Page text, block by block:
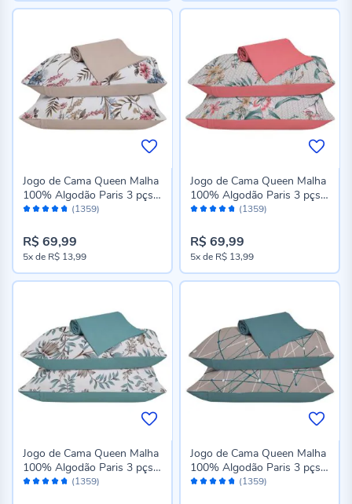
Avaliação: (1359)
Jogo de Cama Queen Malha
100% Algodão Paris 3 pçs
Havan Casa - Kendy Bege
R$ 69,99
5xde R$ 13,99
Avaliação: (1359)
Jogo de Cama Queen Malha
100% Algodão Paris 3 pçs
Havan Casa - Daisy Goiaba
R$ 69,99
5xde R$ 13,99
Avaliação: (1359)
Jogo de Cama Queen Malha
100% Algodão Paris 3 pçs
Havan Casa - Lorraine Retrô
Avaliação: (1359)
Jogo de Cama Queen Malha
100% Algodão Paris 3 pçs
Havan Casa - Caleo Retrô